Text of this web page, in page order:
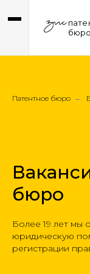
бюро
Патентное бюро →
бюро
Более 19 лет мы
юридическую
регистрации